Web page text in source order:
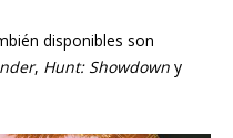
disponibles son
, Hunt: Showdown y